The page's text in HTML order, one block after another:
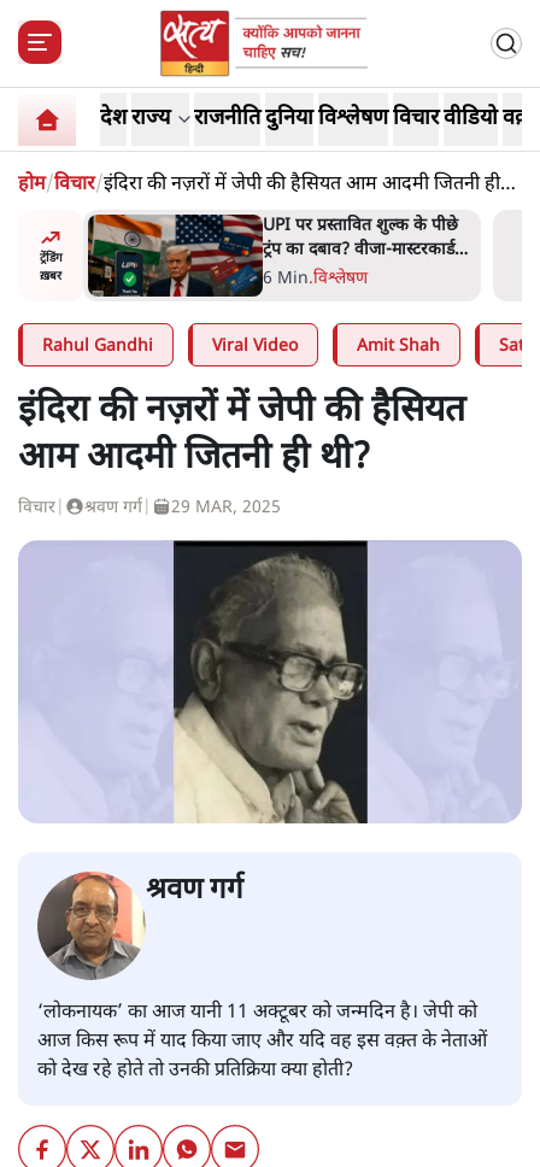
देशराज्य राजनीतिदुनियाविश्लेषणविचारवीडियो
होम/विचार/इंदिरा की नज़रों में जेपी की हैसियत आम आदमी जितनी ही
थी?
ट्रेंडिंग
ख़बर
अहमद
में बंद
UPI पर प्रस्तावित शुल्क के पीछे
ट्रंप का दबाव? वीजा-मास्टरकार्ड
को फायदा पहुँचाने की चर्चा
6 Min.विश्लेषण
Rahul Gandhi Viral Video Amit Shah
इंदिरा की नज़रों में जेपी की हैसियत
आम आदमी जितनी ही थी?
विचार श्रवण गर्ग 29 MAR, 2025
श्रवण गर्ग
‘लोकनायक’ का आज यानी 11 अक्टूबर को जन्मदिन है। जेपी को
आज किस रूप में याद किया जाए और यदि वह इस वक़्त के नेताओं
को देख रहे होते तो उनकी प्रतिक्रिया क्या होती?